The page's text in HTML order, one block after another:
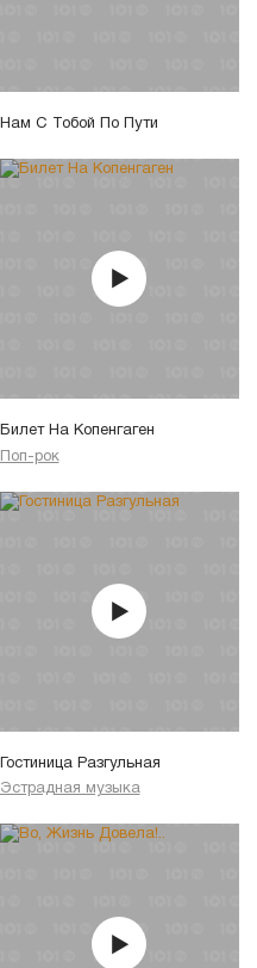
Нам С Тобой По Пути
Билет На Копенгаген
Поп-рок
Гостиница Разгульная
Эстрадная музыка